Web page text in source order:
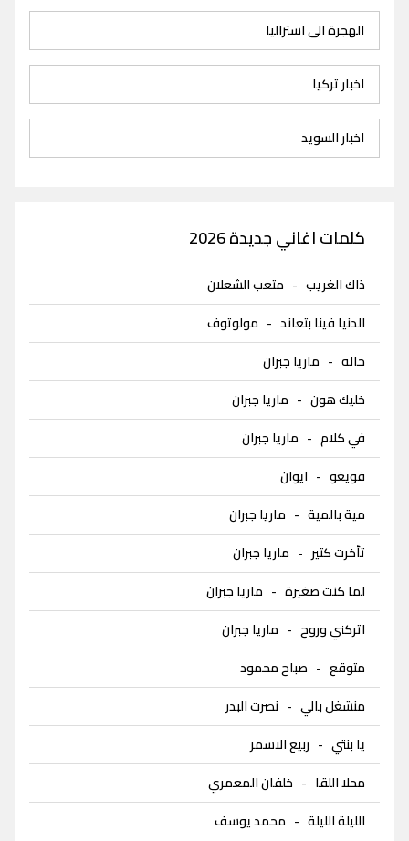
الهجرة الى استراليا
اخبار تركيا
اخبار السويد
كلمات اغاني جديدة 2026
ذاك الغريب - متعب الشعلان
الدنيا فينا بتعاند - مولوتوف
حاله - ماريا جبران
خليك هون - ماريا جبران
في كلام - ماريا جبران
فويغو - ايوان
مية بالمية - ماريا جبران
تأخرت كتير - ماريا جبران
لما كنت صغيرة - ماريا جبران
اتركني وروح - ماريا جبران
متوقع - صباح محمود
منشغل بالي - نصرت البدر
يا بنتي - ربيع الاسمر
محلا اللقا - خلفان المعمري
الليلة الليلة - محمد يوسف